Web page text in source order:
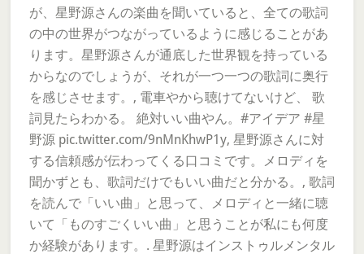
が、星野源さんの楽曲を聞いていると、全ての歌詞
の中の世界がつながっているように感じることがあ
ります。星野源さんが通底した世界観を持っている
からなのでしょうが、それが一つ一つの歌詞に奥行
を感じさせます。, 電車やから聴けてないけど、 歌
詞見たらわかる。 絶対いい曲やん。#アイデア #星
野源 pic.twitter.com/9nMnKhwP1y, 星野源さんに対
する信頼感が伝わってくる口コミです。メロディを
聞かずとも、歌詞だけでもいい曲だと分かる。, 歌詞
を読んで「いい曲」と思って、メロディと一緒に聴
いて「ものすごくいい曲」と思うことが私にも何度
か経験があります。. 星野源はインストゥルメンタル